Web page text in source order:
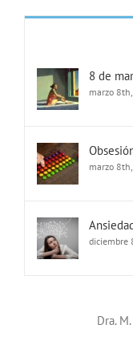
8 de
marzo
marzo
diciembre
Dra.